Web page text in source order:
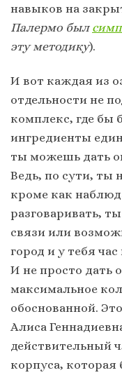
навыков на
Палермо был
эту методику).
И вот каждая из
отдельности не
комплекс, где бы
ингредиенты
ты можешь дать
Ведь, по сути, ты
кроме как
разговаривать,
связи или
город и у тебя
И не просто дать
максимальное
обоснованной.
Алиса
действительный
корпуса, которая